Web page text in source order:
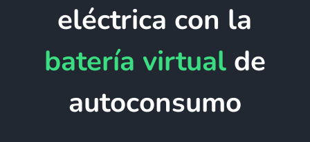
eléctrica con la
batería virtualde
autoconsumo